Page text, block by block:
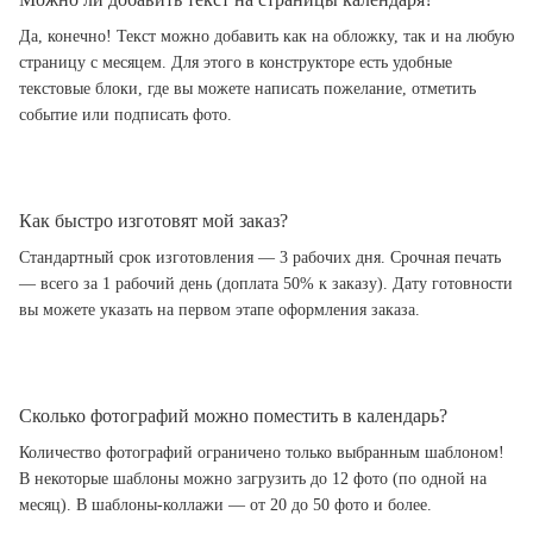
Да, конечно! Текст можно добавить как на обложку, так и на любую
страницу с месяцем. Для этого в конструкторе есть удобные
текстовые блоки, где вы можете написать пожелание, отметить
событие или подписать фото.
Как быстро изготовят мой заказ?
Стандартный срок изготовления — 3 рабочих дня. Срочная печать
— всего за 1 рабочий день (доплата 50% к заказу). Дату готовности
вы можете указать на первом этапе оформления заказа.
Сколько фотографий можно поместить в календарь?
Количество фотографий ограничено только выбранным шаблоном!
В некоторые шаблоны можно загрузить до 12 фото (по одной на
месяц). В шаблоны-коллажи — от 20 до 50 фото и более.